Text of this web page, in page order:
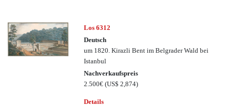
Los 6312
Deutsch
um 1820. Kirazli Bent im Belgrader Wald bei
Istanbul
Nachverkaufspreis
2.500€(US$ 2,874)
Details